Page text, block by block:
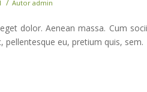
/ Autor admin
dolor. Aenean massa. Cum
eu, pretium quis, sem.